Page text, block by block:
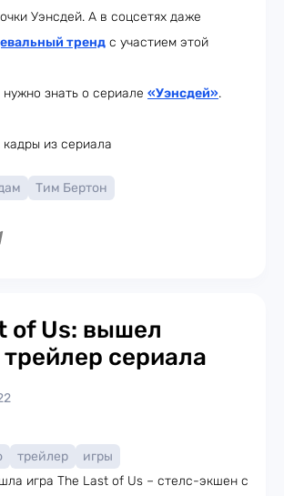
Уэнсдей. А в соцсетях даже
тренд с участием этой
знать о сериале «Уэнсдей».
из сериала
Тим Бертон
of Us: вышел
сериала
трейлер
игры
игра The Last of Us – стелс-экшен с